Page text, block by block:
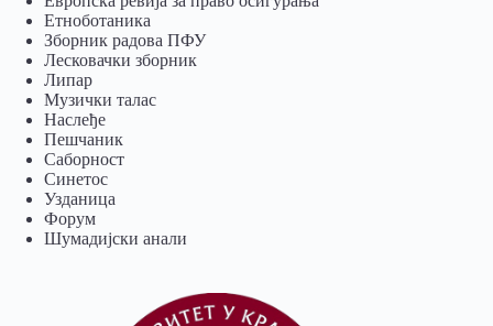
Eтноботаника
Зборник радова ПФУ
Лесковачки зборник
Липар
Музички талас
Наслеђе
Пешчаник
Саборност
Синетос
Узданица
Форум
Шумадијски анали